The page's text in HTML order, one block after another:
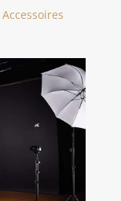
Accessoires